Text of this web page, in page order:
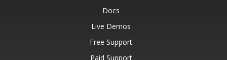
Docs
Live Demos
Free Support
Paid Support